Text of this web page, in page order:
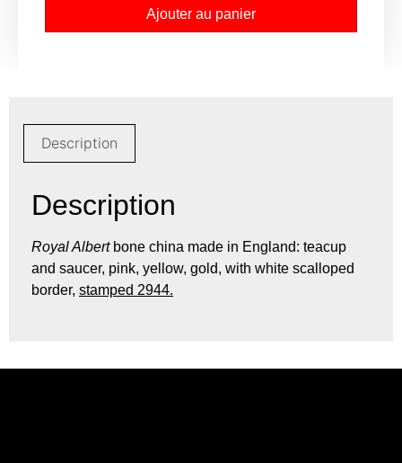
Ajouter au panier
Description
Description
Royal Albert bone china made in England: teacup
and saucer, pink, yellow, gold, with white scalloped
border, stamped 2944.